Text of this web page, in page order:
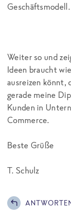
Geschäftsmodell.
Weiter so und
Ideen braucht
ausreizen könnt,
gerade meine
Kunden in
Commerce.
Beste Grüße
T. Schulz